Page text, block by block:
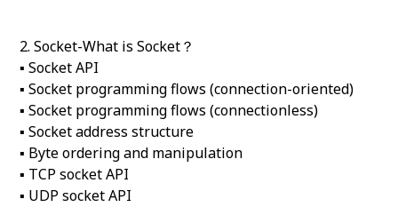
2. Socket-What is Socket？
▪ Socket API
▪ Socket programming flows (connection-oriented)
▪ Socket programming flows (connectionless)
▪ Socket address structure
▪ Byte ordering and manipulation
▪ TCP socket API
▪ UDP socket API